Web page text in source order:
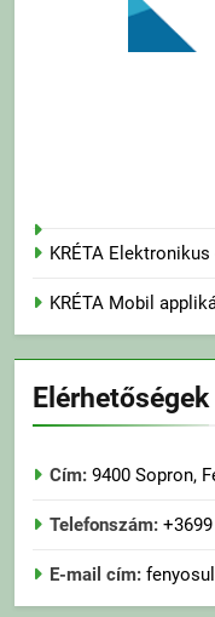
KRÉTA
KRÉTA Mobil
Elérhetőségek
Cím: 9400 Sopron,
Telefonszám:
E-mail cím: